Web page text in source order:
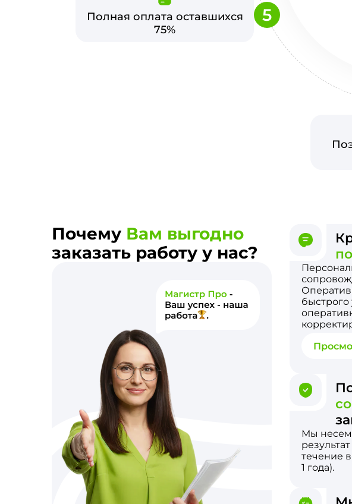
Полная оплата оставшихся
75%
5
Почему Вам выгодно
заказать работу у нас?
быстрого
Мы несем
течение
1 года).